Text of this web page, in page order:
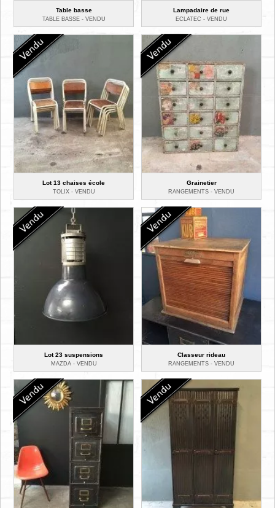
Table basse
TABLE BASSE - VENDU
Lampadaire de rue
ECLATEC - VENDU
Lot 13 chaises école
TOLIX - VENDU
Grainetier
RANGEMENTS - VENDU
Lot 23 suspensions
MAZDA - VENDU
Classeur rideau
RANGEMENTS - VENDU